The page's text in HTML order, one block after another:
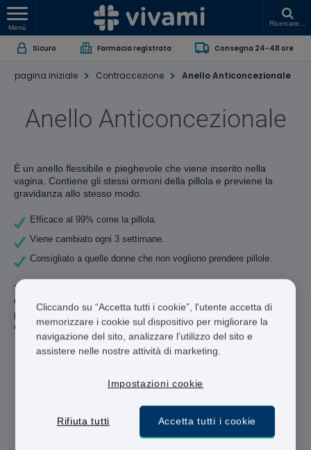
Menù
Ricercare...
Sicuro Farmacia registrata Consegna 24-48 ore
pagina iniziale Contraccezione Anello Anticoncezionale
Anello Anticoncezionale
È un anello flessibile e pieghevole che viene inserito nella
vagina. Contiene gli stessi ormoni della pillola e previene la
gravidanza allo stesso modo.
Efficace al 99% come la pillola.
Viene cambiato ogni 3 settimane.
Consigliato a quelle donne che non vogliono prendere pillole.
Trovare online il trattamento di cui hai bisogno è molto semplice.
Con il nostro servizio online riservato puoi ottenere una
prescrizione da un medico registrato e ricevere il farmaco a
casa in meno di 24 ore.
Consegna in 48 ore
pagamento sicuro
Cliccando su “Accetta tutti i cookie”, l'utente accetta di
memorizzare i cookie sul dispositivo per migliorare la
navigazione del sito, analizzare l'utilizzo del sito e
assistere nelle nostre attività di marketing.
Impostazioni cookie
Rifiuta tutti Accetta tutti i cookie